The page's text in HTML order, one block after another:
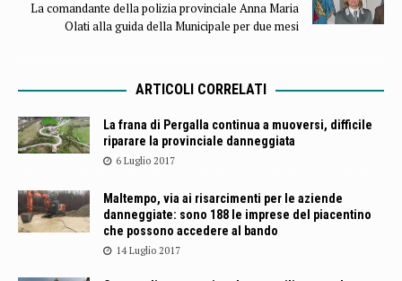
La comandante della polizia provinciale Anna Maria
Olati alla guida della Municipale per due mesi
ARTICOLI CORRELATI
La frana di Pergalla continua a muoversi, difficile
riparare la provinciale danneggiata
6 Luglio 2017
Maltempo, via ai risarcimenti per le aziende
danneggiate: sono 188 le imprese del piacentino
che possono accedere al bando
14 Luglio 2017